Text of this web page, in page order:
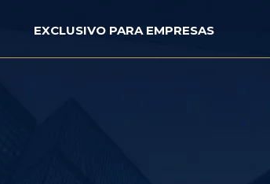
EXCLUSIVO PARA EMPRESAS